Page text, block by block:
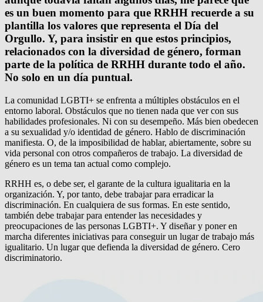
es un buen momento para que RRHH recuerde a su
plantilla los valores que representa el Día del
Orgullo. Y, para insistir en que estos principios,
relacionados con la diversidad de género, forman
parte de la política de RRHH durante todo el año.
No solo en un día puntual.
La comunidad LGBTI+ se enfrenta a múltiples obstáculos en el
entorno laboral. Obstáculos que no tienen nada que ver con sus
habilidades profesionales. Ni con su desempeño. Más bien obedecen
a su sexualidad y/o identidad de género. Hablo de discriminación
manifiesta. O, de la imposibilidad de hablar, abiertamente, sobre su
vida personal con otros compañeros de trabajo. La diversidad de
género es un tema tan actual como complejo.
RRHH es, o debe ser, el garante de la cultura igualitaria en la
organización. Y, por tanto, debe trabajar para erradicar la
discriminación. En cualquiera de sus formas. En este sentido,
también debe trabajar para entender las necesidades y
preocupaciones de las personas LGBTI+. Y diseñar y poner en
marcha diferentes iniciativas para conseguir un lugar de trabajo más
igualitario. Un lugar que defienda la diversidad de género. Cero
discriminatorio.